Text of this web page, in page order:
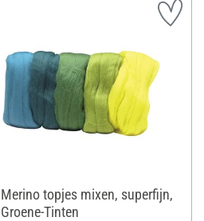
Merino topjes mixen, superfijn,
Groene-Tinten